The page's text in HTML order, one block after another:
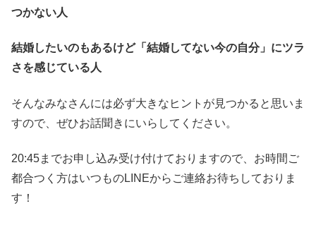
つかない人
結婚したいのもあるけど「結婚してない今の自分」にツラ
さを感じている人
そんなみなさんには必ず大きなヒントが見つかると思いま
すので、ぜひお話聞きにいらしてください。
20:45までお申し込み受け付けておりますので、お時間ご
都合つく方はいつものLINEからご連絡お待ちしておりま
す！